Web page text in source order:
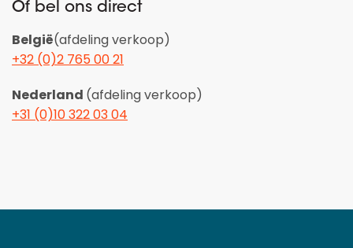
Of bel ons direct
België(afdeling verkoop)
+32 (0)2 765 00 21
Nederland (afdeling verkoop)
+31 (0)10 322 03 04